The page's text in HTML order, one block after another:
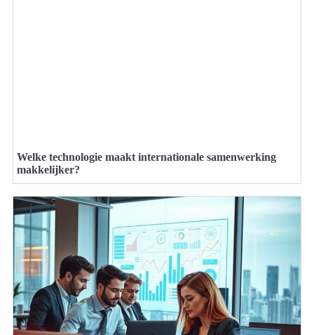
Welke technologie maakt internationale samenwerking
makkelijker?